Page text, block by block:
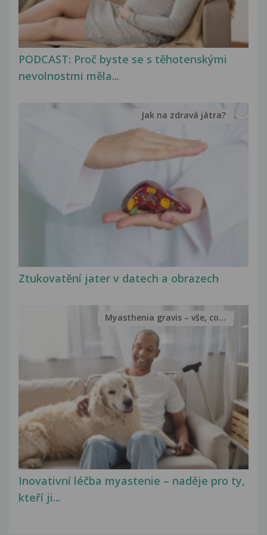
PODCAST: Proč byste se s těhotenskými
nevolnostmi měla...
Ztukovatění jater v datech a obrazech
Jak na zdravá játra?
Inovativní léčba myastenie – naděje pro ty,
kteří ji...
Myasthenia gravis – vše, co...